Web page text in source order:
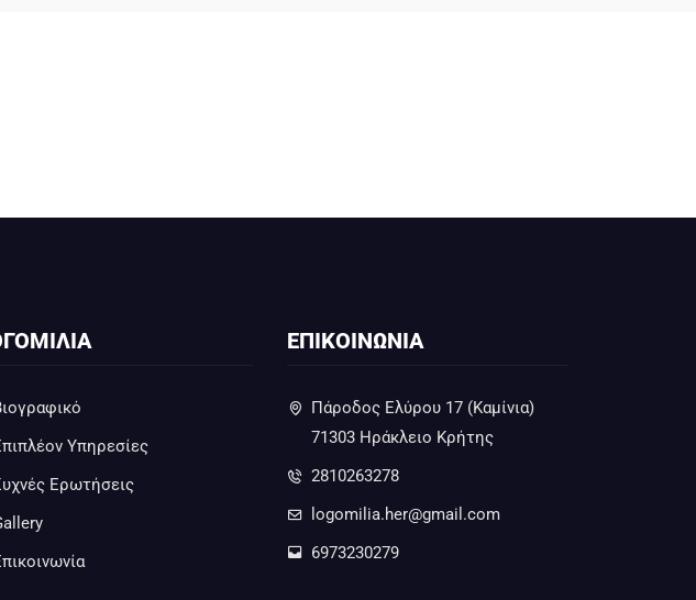
Υπηρεσίες
Ερωτήσεις
ΕΠΙΚΟΙΝΩΝΙΑ
Πάροδος Ελύρου 17 (Καμίνια)
71303 Ηράκλειο Κρήτης
2810263278
logomilia.her@gmail.com
6973230279